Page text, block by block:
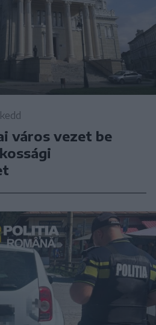
város vezet be